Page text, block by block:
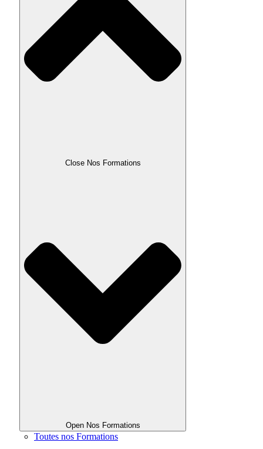
Close Nos Formations
Open Nos Formations
Toutes nos Formations